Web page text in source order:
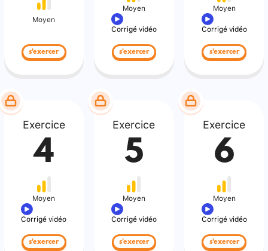
Moyen
s'exercer
Moyen
Corrigé vidéo
s'exercer
Moyen
Corrigé vidéo
s'exercer
Exercice
4
Moyen
Corrigé vidéo
s'exercer
Exercice
5
Moyen
Corrigé vidéo
s'exercer
Exercice
6
Moyen
Corrigé vidéo
s'exercer